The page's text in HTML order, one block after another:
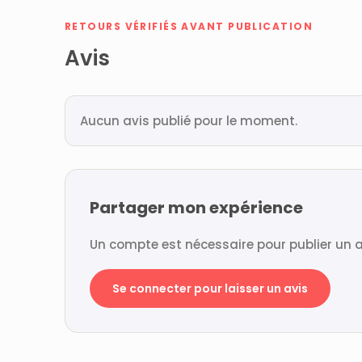
RETOURS VÉRIFIÉS AVANT PUBLICATION
Avis
Aucun avis publié pour le moment.
Partager mon expérience
Un compte est nécessaire pour publier un
Se connecter pour laisser un avis